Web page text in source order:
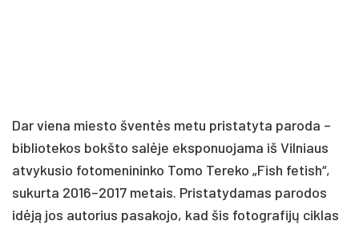
Dar viena miesto šventės metu pristatyta paroda –
bibliotekos bokšto salėje eksponuojama iš Vilniaus
atvykusio fotomenininko Tomo Tereko „Fish fetish“,
sukurta 2016–2017 metais. Pristatydamas parodos
idėją jos autorius pasakojo, kad šis fotografijų ciklas